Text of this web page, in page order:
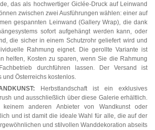
das als hochwertiger Giclée-Druck auf Leinwand
zwischen zwei Ausführungen wählen: einer auf
gespannten Leinwand (Gallery Wrap), die dank
sofort aufgehängt werden kann, oder
die sicher in einem Schutzrohr geliefert wird und
Rahmung eignet. Die gerollte Variante ist
helfen, Kosten zu sparen, wenn Sie die Rahmung
durchführen lassen. Der Versand ist
Österreichs kostenlos.
Herbstlandschaft ist ein exklusives
und ausschließlich über diese Galerie erhältlich.
anderen Anbieter von Wandkunst oder
und ist damit die ideale Wahl für alle, die auf der
und stilvollen Wanddekoration abseits